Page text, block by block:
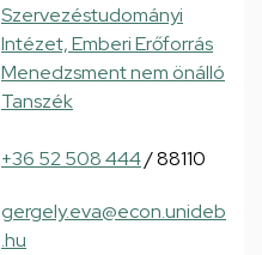
Szervezéstudományi
Intézet, Emberi Erőforrás
Menedzsment nem önálló
Tanszék
+36 52 508 444/ 88110
gergely.eva@econ.unideb
.hu